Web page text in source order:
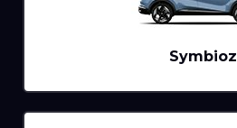
Symbioz